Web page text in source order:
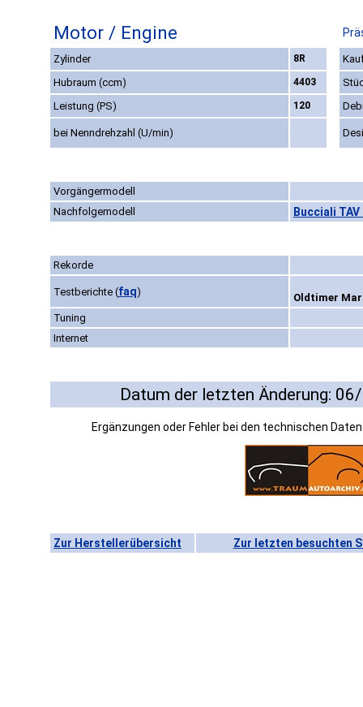
Motor / Engine
Zylinder 8R
Hubraum (ccm)
4403
Leistung (PS)
120
bei Nenndrehzahl (U/min)
Vorgängermodell
Nachfolgemodell
Bucciali
Rekorde
Testberichte (faq)
Oldtimer
Tuning
Internet
Datum der letzten Änderung:
Ergänzungen oder Fehler bei den technischen
Zur Herstellerübersicht Zur letzten besuchten